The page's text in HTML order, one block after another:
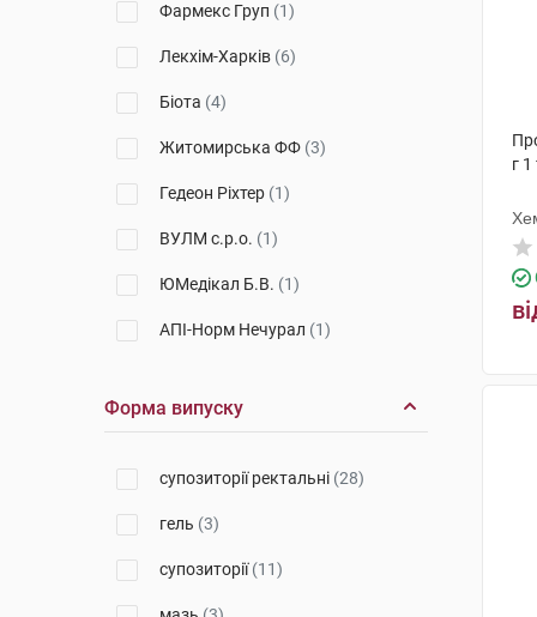
Фармекс Груп (1)
Лекхім-Харків (6)
Біота (4)
Житомирська ФФ (3)
Гедеон Ріхтер (1)
ВУЛМ с.р.о. (1)
ЮМедікал Б.В. (1)
АПІ-Норм Нечурал (1)
ДКП Фармацевтична фабрика
Біофактор Сп. з о.о.(1)
Гербаполь Вроцлав
Дан Фарм ЛтД(1)
Форма випуску
супозиторії ректальні (28)
гель (3)
супозиторії(11)
г 1